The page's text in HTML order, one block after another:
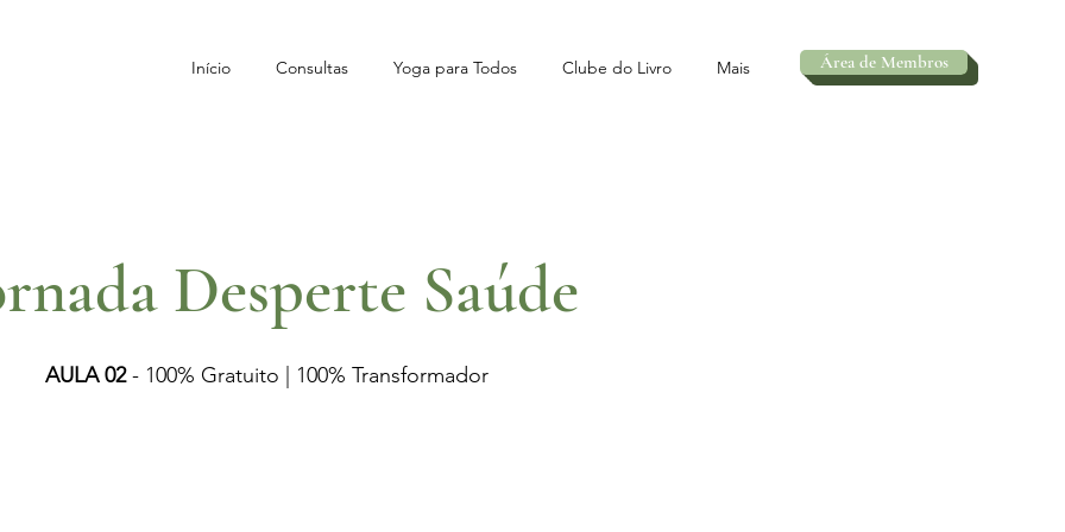
Início Consultas Yoga para Todos Clube do Livro Mais Área de Membros
Desperte Saúde
AULA 02- 100% Gratuito | 100% Transformador